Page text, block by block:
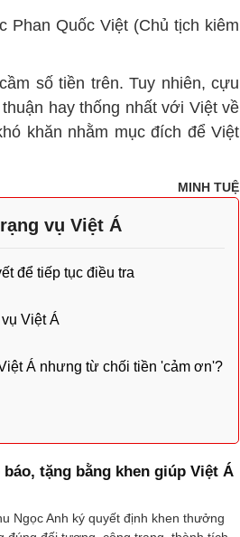
Phan Quốc Việt (Chủ tịch kiêm
số tiền trên. Tuy nhiên, cựu
hay thống nhất với Việt về
khăn nhằm mục đích để Việt
MINH TUỆ
vụ Việt Á
để tiếp tục điều tra
Việt Á
Á nhưng từ chối tiền 'cảm ơn'?
tặng bằng khen giúp Việt Á
Ngọc Anh ký quyết định khen thưởng